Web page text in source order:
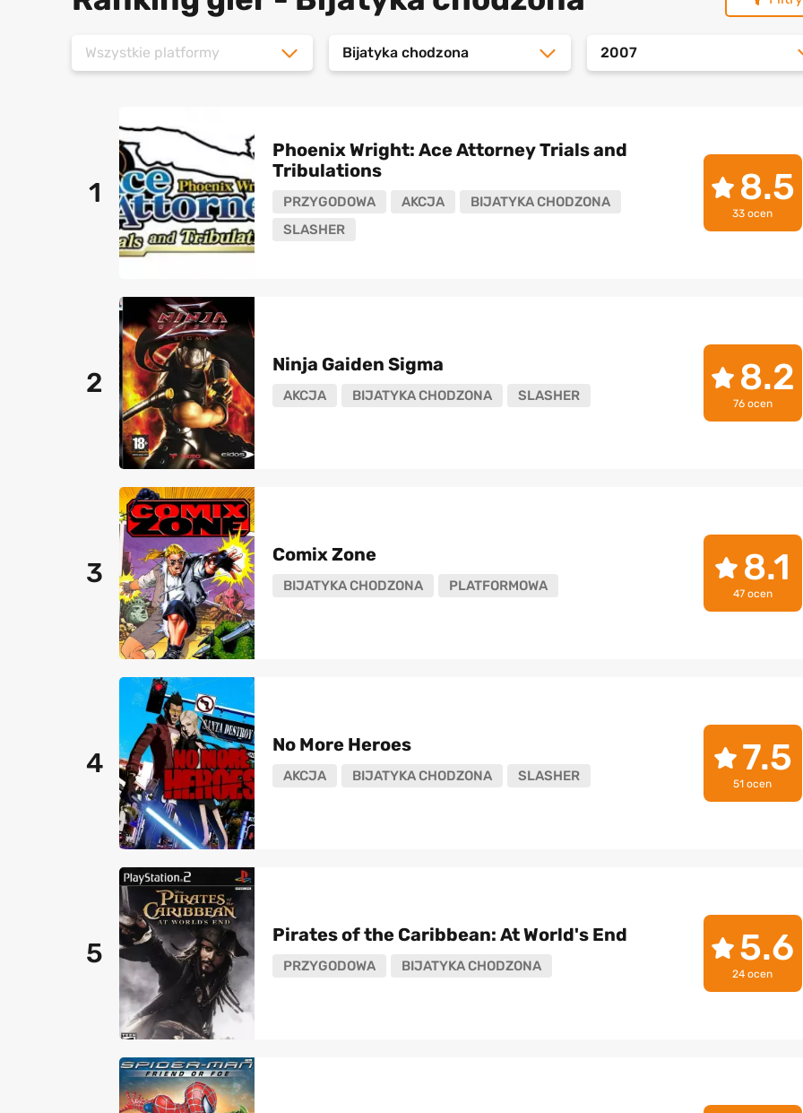
Wszystkie platformy Bijatyka chodzona 2007
1
Phoenix Wright: Ace Attorney Trials and
Tribulations
PRZYGODOWA AKCJA
BIJATYKA CHODZONA
SLASHER
8.5
33 ocen
2
Ninja Gaiden Sigma
AKCJA BIJATYKA CHODZONA SLASHER 8.2
76 ocen
3
Comix Zone
BIJATYKA CHODZONA PLATFORMOWA 8.1
47 ocen
4
No More Heroes
AKCJA BIJATYKA CHODZONA SLASHER 7.5
51 ocen
5
Pirates of the Caribbean: At World's End
PRZYGODOWA BIJATYKA CHODZONA 5.6
24 ocen